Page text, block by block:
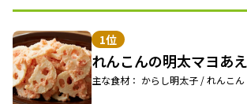
1位
れんこんの明太マヨあえ
主な食材： からし明太子 / れんこん